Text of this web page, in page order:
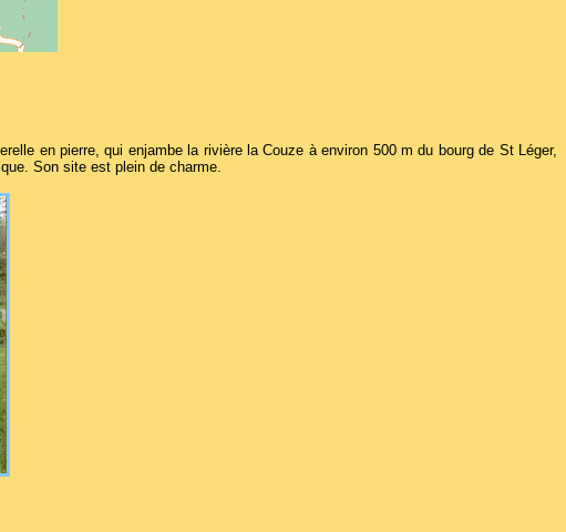
en pierre, qui enjambe la rivière la Couze à environ 500 m du bourg de St Léger,
Son site est plein de charme.